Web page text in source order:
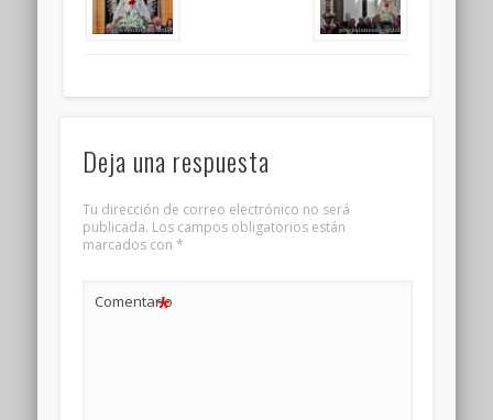
Deja una respuesta
Tu dirección de correo electrónico no será
publicada. Los campos obligatorios están
marcados con *
Comentario
*